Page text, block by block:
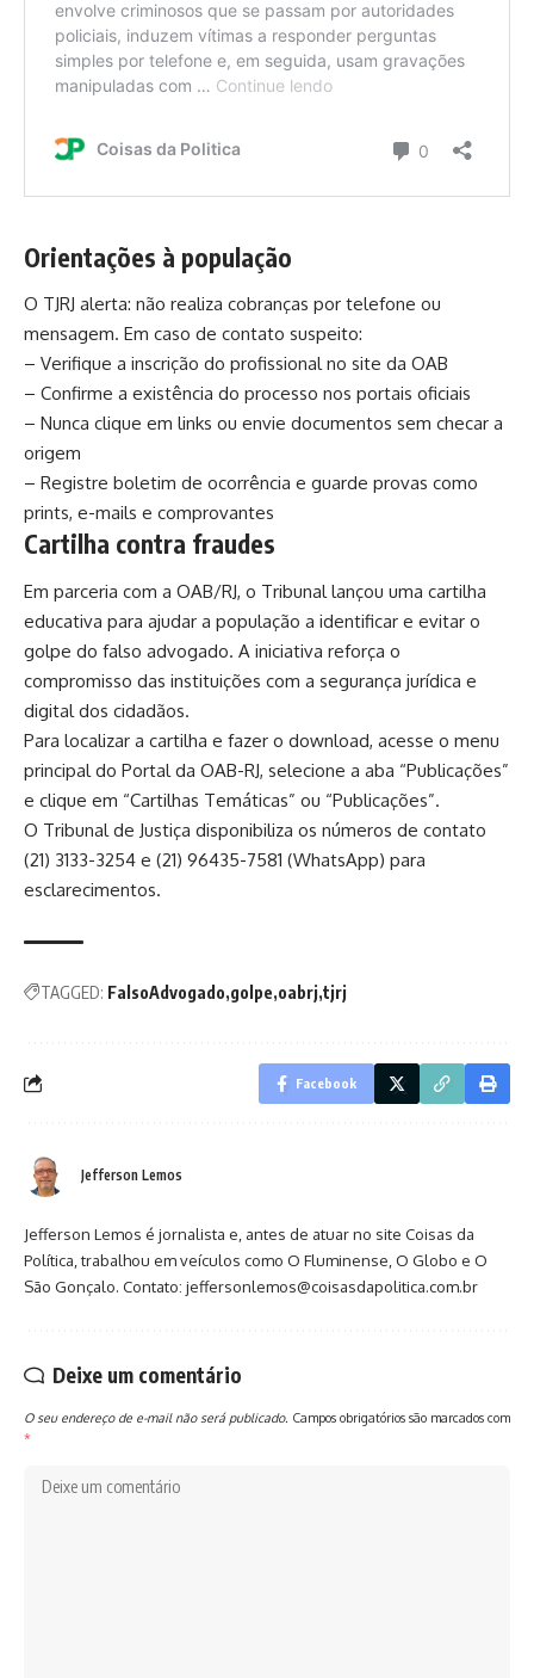
Orientações à população
O TJRJ alerta: não realiza cobranças por telefone ou
mensagem. Em caso de contato suspeito:
– Verifique a inscrição do profissional no site da OAB
– Confirme a existência do processo nos portais oficiais
– Nunca clique em links ou envie documentos sem checar a
origem
– Registre boletim de ocorrência e guarde provas como
prints, e-mails e comprovantes
Cartilha contra fraudes
Em parceria com a OAB/RJ, o Tribunal lançou uma cartilha
educativa para ajudar a população a identificar e evitar o
golpe do falso advogado. A iniciativa reforça o
compromisso das instituições com a segurança jurídica e
digital dos cidadãos.
Para localizar a cartilha e fazer o download, acesse o menu
principal do Portal da OAB-RJ, selecione a aba “Publicações”
e clique em “Cartilhas Temáticas” ou “Publicações”.
O Tribunal de Justiça disponibiliza os números de contato
(21) 3133-3254 e (21) 96435-7581 (WhatsApp) para
esclarecimentos.
TAGGED: FalsoAdvogado golpe oabrj tjrj
Facebook
Jefferson Lemos
Jefferson Lemos é jornalista e, antes de atuar no site Coisas da
Política, trabalhou em veículos como O Fluminense, O Globo e O
São Gonçalo. Contato: jeffersonlemos@coisasdapolitica.com.br
Deixe um comentário
O seu endereço de e-mail não será publicado. Campos obrigatórios são marcados com
*